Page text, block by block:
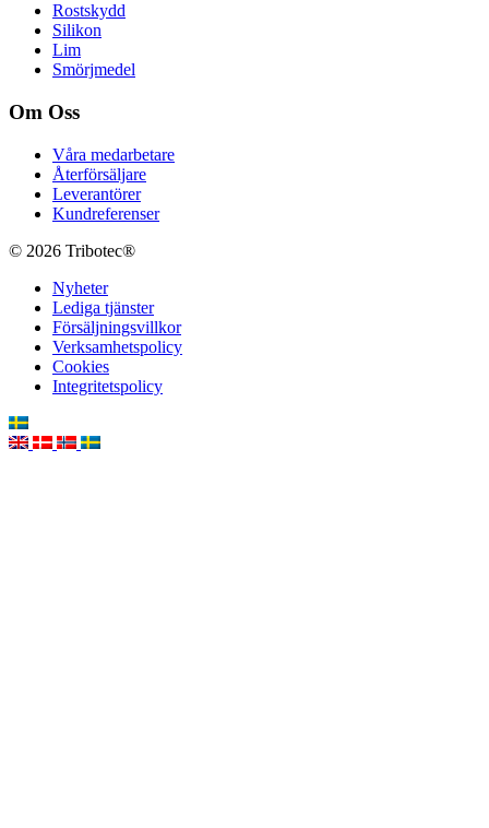
Rostskydd
Silikon
Lim
Smörjmedel
Om Oss
Våra medarbetare
Återförsäljare
Leverantörer
Kundreferenser
© 2026 Tribotec®
Nyheter
Lediga tjänster
Försäljningsvillkor
Verksamhetspolicy
Cookies
Integritetspolicy